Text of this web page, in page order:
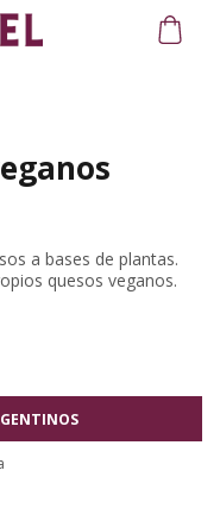
a bases de plantas.
quesos veganos.